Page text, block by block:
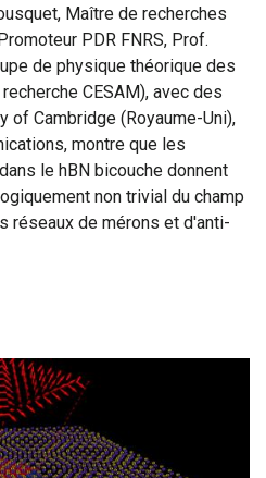
Maître de recherches
PDR FNRS, Prof.
de physique théorique des
CESAM), avec des
of Cambridge (Royaume-Uni),
montre que les
le hBN bicouche donnent
non trivial du champ
réseaux de mérons et d'anti-